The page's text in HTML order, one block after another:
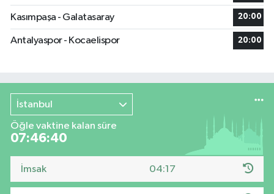
Kasımpaşa - Galatasaray 20:00
Antalyaspor - Kocaelispor 20:00
İstanbul
Öğle vaktine kalan süre
07:46:39
İmsak 04:17